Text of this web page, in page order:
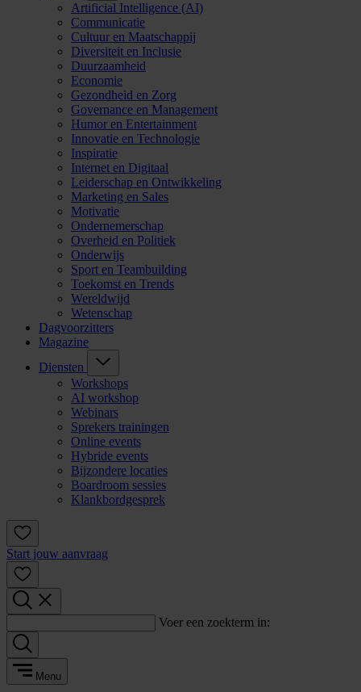
Artificial Intelligence (AI)
Communicatie
Cultuur en Maatschappij
Diversiteit en Inclusie
Duurzaamheid
Economie
Gezondheid en Zorg
Governance en Management
Humor en Entertainment
Innovatie en Technologie
Inspiratie
Internet en Digitaal
Leiderschap en Ontwikkeling
Marketing en Sales
Motivatie
Ondernemerschap
Overheid en Politiek
Onderwijs
Sport en Teambuilding
Toekomst en Trends
Wereldwijd
Wetenschap
Dagvoorzitters
Magazine
Diensten
Workshops
AI workshop
Webinars
Sprekers trainingen
Online events
Hybride events
Bijzondere locaties
Boardroom sessies
Klankbordgesprek
Start jouw aanvraag
Voer een zoekterm in:
Menu